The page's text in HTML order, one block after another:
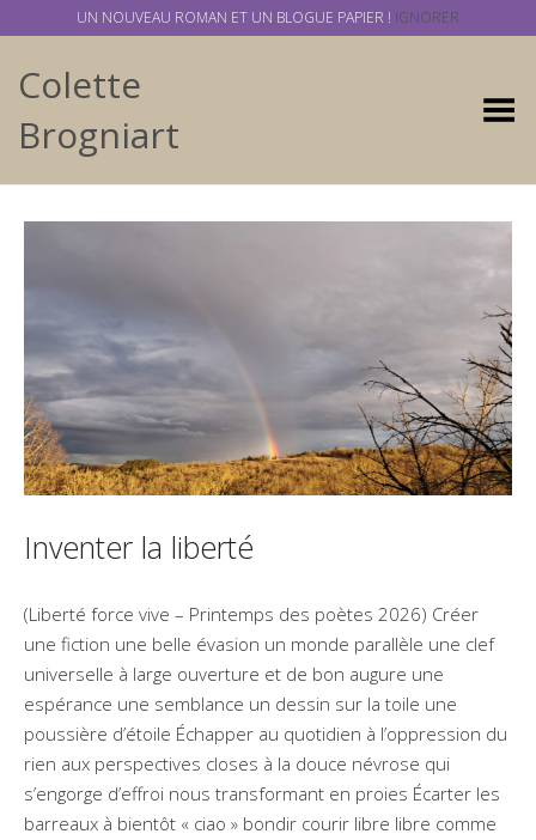
Colette
Brogniart
Basculer
Inventer la liberté
(Liberté force vive – Printemps des poètes 2026) Créer
une fiction une belle évasion un monde parallèle une clef
universelle à large ouverture et de bon augure une
espérance une semblance un dessin sur la toile une
poussière d’étoile Échapper au quotidien à l’oppression du
rien aux perspectives closes à la douce névrose qui
s’engorge d’effroi nous transformant en proies Écarter les
barreaux à bientôt « ciao » bondir courir libre libre comme
UN NOUVEAU ROMAN ET UN BLOGUE PAPIER ! IGNORER